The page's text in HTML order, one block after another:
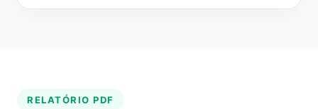
RELATÓRIO PDF